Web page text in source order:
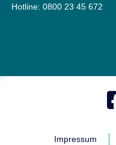
Hotline: 0800 23 45 672
Impressum